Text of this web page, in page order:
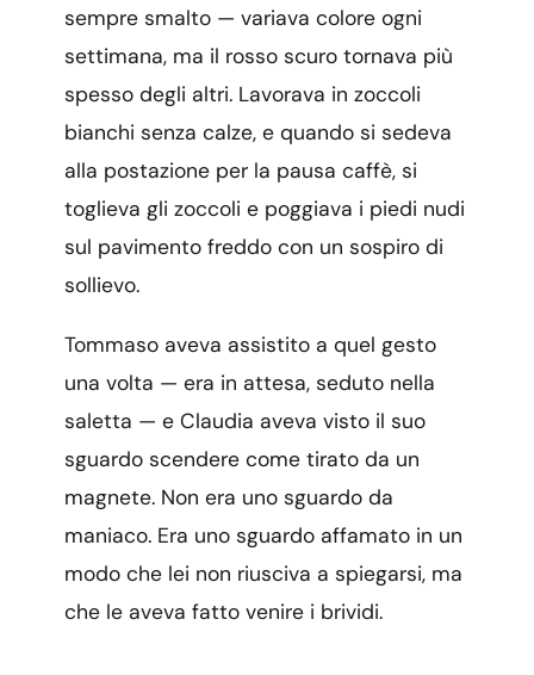
sempre smalto — variava colore ogni
settimana, ma il rosso scuro tornava più
spesso degli altri. Lavorava in zoccoli
bianchi senza calze, e quando si sedeva
alla postazione per la pausa caffè, si
toglieva gli zoccoli e poggiava i piedi nudi
sul pavimento freddo con un sospiro di
sollievo.
Tommaso aveva assistito a quel gesto
una volta — era in attesa, seduto nella
saletta — e Claudia aveva visto il suo
sguardo scendere come tirato da un
magnete. Non era uno sguardo da
maniaco. Era uno sguardo affamato in un
modo che lei non riusciva a spiegarsi, ma
che le aveva fatto venire i brividi.